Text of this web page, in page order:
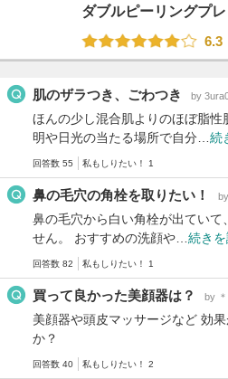
ダブルピーリングプ
6.3
肌のザラつき、ごわつき by
ほんの少し混合肌よりのほぼ脂
明や日光の当たる場所で自分… 続
回答数 55 私もしりたい！ 1
鼻の毛穴の角栓を取りたい！
鼻の毛穴から白い角栓が出ていて
せん。 おすすめの洗顔や… 続き
回答数 82 私もしりたい！ 1
買って良かった美顔器は？ by
美顔器や頭皮マッサージなど 効
か？
回答数 40 私もしりたい！ 2